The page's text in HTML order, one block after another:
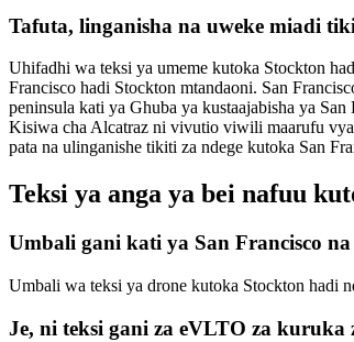
Tafuta, linganisha na uweke miadi
Uhifadhi wa teksi ya umeme kutoka Stockton
Francisco hadi Stockton mtandaoni. San
peninsula kati ya Ghuba ya kustaajabisha ya
Kisiwa cha Alcatraz ni vivutio viwili maarufu
pata na ulinganishe tikiti za ndege kutoka San
Teksi ya anga ya bei nafuu
Umbali gani kati ya San Francisco
Umbali wa teksi ya drone kutoka Stockton hadi
Je, ni teksi gani za eVLTO za kuruka